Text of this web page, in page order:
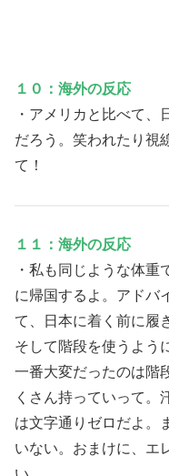
１０：海外の反応
・アメリカと比べて
だろう。笑われたり視
て！
１１：海外の反応
・私も同じような体重
に帰国するよ。アドバ
て、日本に着く前に履
そして階段を使うよう
一番大変だったのは階
くさん持っていって。
は文字通りゼロだよ。
いない。おまけに、エ